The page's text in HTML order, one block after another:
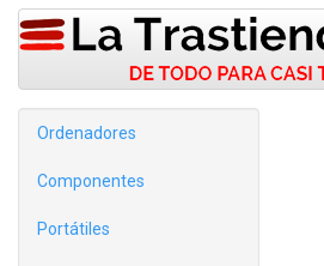
Ordenadores
Componentes
Portátiles